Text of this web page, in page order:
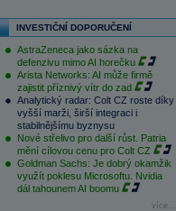
INVESTIČNÍ DOPORUČENÍ
AstraZeneca jako sázka na
defenzivu mimo AI horečku
Arista Networks: AI může firmě
zajistit příznivý vítr do zad
Analytický radar: Colt CZ roste díky
vyšší marži, širší integraci i
stabilnějšímu byznysu
Nové střelivo pro další růst. Patria
mění cílovou cenu pro Colt CZ
Goldman Sachs: Je dobrý okamžik
využít poklesu Microsoftu. Nvidia
dál tahounem AI boomu
více...